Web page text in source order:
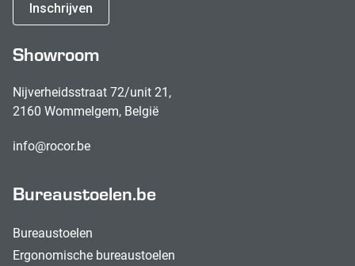
Inschrijven
Showroom
Nijverheidsstraat 72/unit 21,
2160 Wommelgem, België
info@rocor.be
Bureaustoelen.be
Bureaustoelen
Ergonomische bureaustoelen